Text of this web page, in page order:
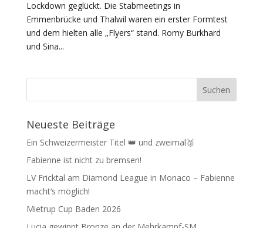
Lockdown geglückt. Die Stabmeetings in
Emmenbrücke und Thalwil waren ein erster Formtest
und dem hielten alle „Flyers“ stand. Romy Burkhard
und Sina...
Neueste Beiträge
Ein Schweizermeister Titel 👑 und zweimal🥉
Fabienne ist nicht zu bremsen!
LV Fricktal am Diamond League in Monaco – Fabienne
macht‘s möglich!
Mietrup Cup Baden 2026